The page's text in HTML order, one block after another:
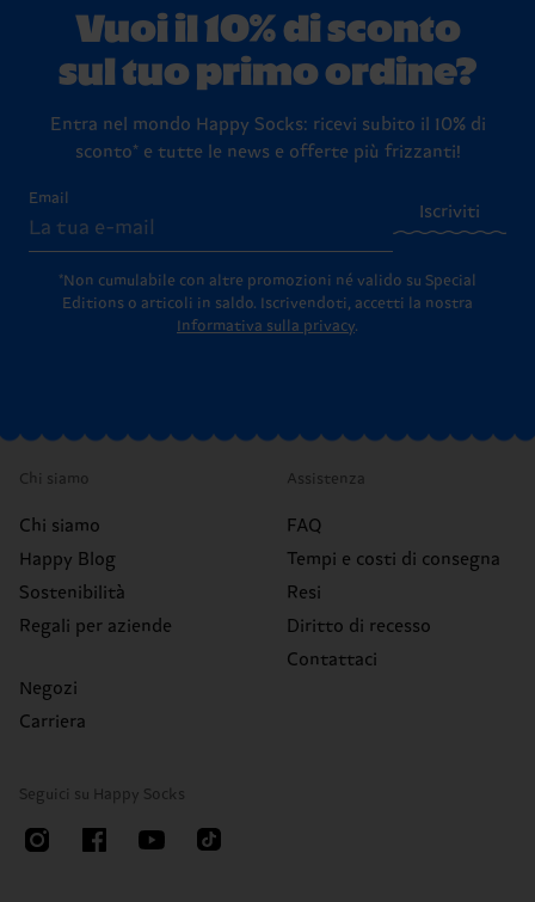
Vuoi il 10% di sconto
sul tuo primo ordine?
Entra nel mondo Happy Socks: ricevi subito il 10% di
sconto* e tutte le news e offerte più frizzanti!
Email
Iscriviti
*Non cumulabile con altre promozioni né valido su Special
Editions o articoli in saldo.
Iscrivendoti, accetti la nostra
Informativa sulla privacy.
Chi siamo
Chi siamo
Happy Blog
Sostenibilità
Regali per aziende
Negozi
Carriera
Assistenza
FAQ
Tempi e costi di consegna
Resi
Diritto di recesso
Contattaci
Seguici su Happy Socks